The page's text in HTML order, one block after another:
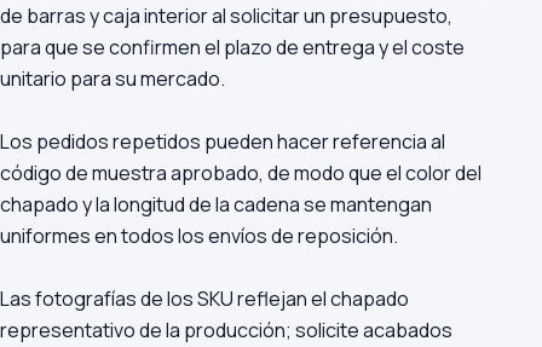
de barras y caja interior al solicitar un presupuesto,
para que se confirmen el plazo de entrega y el coste
unitario para su mercado.
Los pedidos repetidos pueden hacer referencia al
código de muestra aprobado, de modo que el color del
chapado y la longitud de la cadena se mantengan
uniformes en todos los envíos de reposición.
Las fotografías de los SKU reflejan el chapado
representativo de la producción; solicite acabados